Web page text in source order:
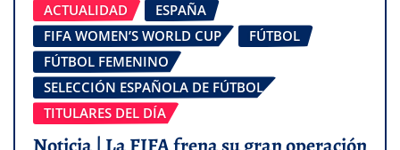
ACTUALIDAD
ESPAÑA
FIFA WOMEN’S WORLD CUP
FÚTBOL
FÚTBOL FEMENINO
SELECCIÓN ESPAÑOLA DE FÚTBOL
TITULARES DEL DÍA